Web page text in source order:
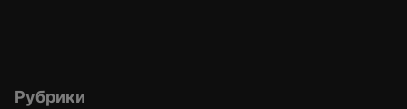
Рубрики